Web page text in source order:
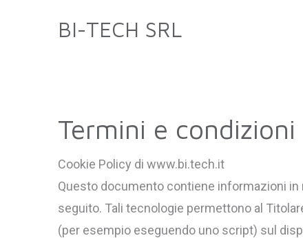
BI-TECH SRL
Termini e condizioni
Cookie Policy di www.bi.tech.it
Questo documento contiene informazioni
seguito. Tali tecnologie permettono al
(per esempio eseguendo uno script) sul